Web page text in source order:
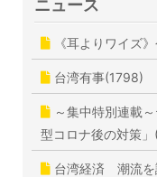
ニュース
《耳よりワイズ
台湾有事(1798)
～集中特別連載
型コロナ後の対策
台湾経済 潮流